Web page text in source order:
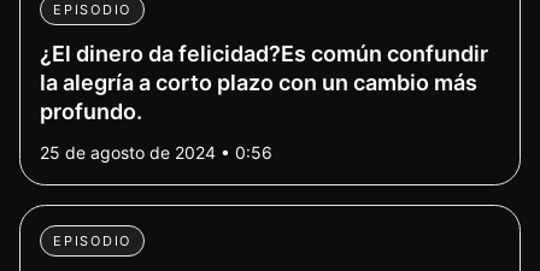
EPISODIO
¿El dinero da felicidad?Es común confundir
la alegría a corto plazo con un cambio más
profundo.
25 de agosto de 2024 • 0:56
EPISODIO